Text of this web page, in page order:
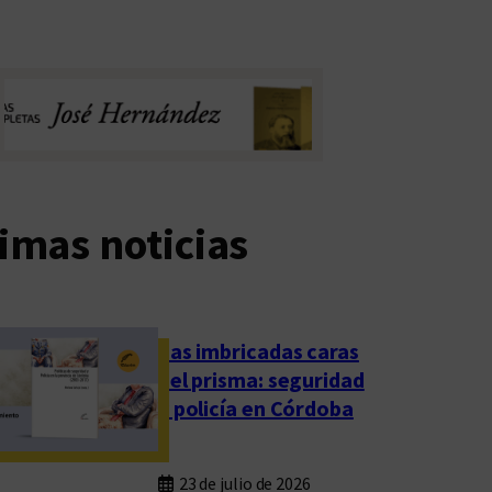
noticias
Las imbricadas caras
del prisma: seguridad
y policía en Córdoba
23 de julio de 2026